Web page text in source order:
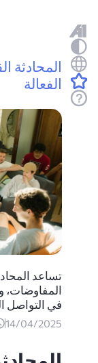
المحادثة
الفعالة
تساعد
المفاوضات،
في التواصل
14/04/2025